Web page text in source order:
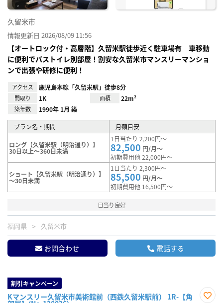
久留米市
情報更新日 2026/08/09 11:56
【オートロック付・高層階】久留米駅徒歩近く駐車場有 車移動
に便利でバストイレ別部屋！割安な久留米市マンスリーマンショ
ンで出張や研修に便利！
アクセス 鹿児島本線「久留米駅」徒歩8分
間取り 1K 面積 22m²
築年数 1990年 1月 築
プラン名・期間 月額目安
ロング【久留米駅（明治通り）】
30日以上～360日未満
1日当たり 2,200円～
82,500 円/月～
初期費用他 22,000円～
ショート【久留米駅（明治通り）】
～30日未満
1日当たり 2,300円～
85,500 円/月～
初期費用他 16,500円～
日当り良好
福岡県 久留米市
お問合わせ 電話する
割引キャンペーン
Kマンスリー久留米市美術館前（西鉄久留米駅前） 1R-【角